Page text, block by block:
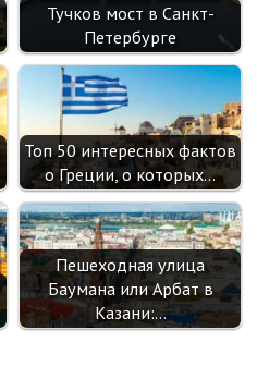
Тучков мост в Санкт-
Петербурге
Топ 50 интересных фактов
о Греции, о которых…
Пешеходная улица
Баумана или Арбат в
Казани:…